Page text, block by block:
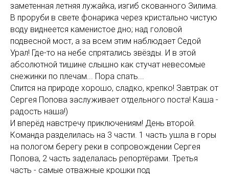
заметенная летняя лужайка, изгиб скованного Зилима.
В проруби в свете фонарика через кристально чистую
воду виднеется каменистое дно; над головой
подвесной мост, а за всем этим наблюдает Седой
Урал! Где-то на небе спрятались звёзды. И в этой
абсолютной тишине слышно как стучат невесомые
снежинки по плечам... Пора спать...
Спится на природе хорошо, сладко, крепко! Завтрак от
Сергея Попова заслуживает отдельного поста! Каша -
радость наша!)
И вперёд навстречу приключениям! День второй.
Команда разделилась на 3 части. 1 часть ушла в горы
на пологом берегу реки в сопровождении Сергея
Попова, 2 часть заделалась репортёрами. Третья
часть - самые отважные крошки под